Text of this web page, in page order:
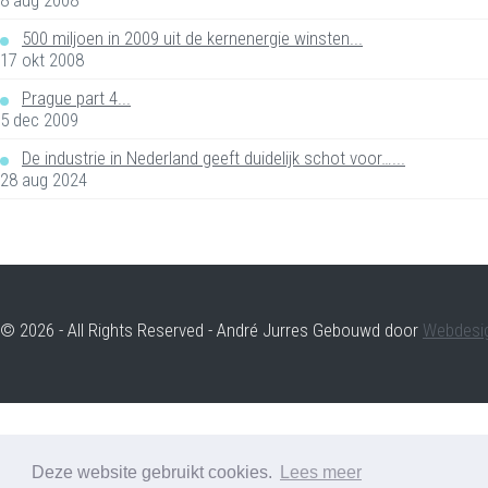
Deze website gebruikt cookies. Lees meer
500 miljoen in 2009 uit de kernenergie winsten...
17 okt 2008
Prague part 4...
5 dec 2009
De industrie in Nederland geeft duidelijk schot voor…...
28 aug 2024
© 2026 - All Rights Reserved - André Jurres Gebouwd door